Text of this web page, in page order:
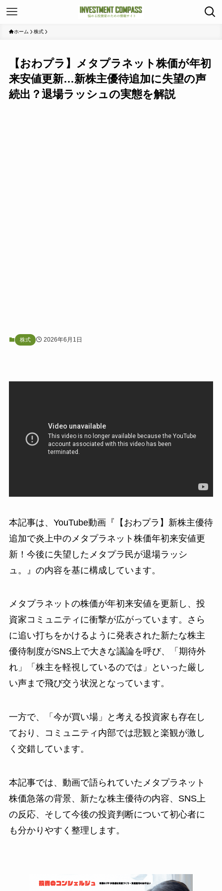
ホーム 株式
【おわプラ】メタプラネット株価が年初
来安値更新…新株主優待追加に失望の声
続出？退場ラッシュの実態を解説
株式 2026年6月1日
本記事は、YouTube動画『【おわプラ】新株主優待
追加で炎上中のメタプラネット株価年初来安値更
新！今後に失望したメタプラ民が退場ラッシ
ュ。』の内容を基に構成しています。
メタプラネットの株価が年初来安値を更新し、投
資家コミュニティに衝撃が広がっています。さら
に追い打ちをかけるように発表された新たな株主
優待制度がSNS上で大きな議論を呼び、「期待外
れ」「株主を軽視しているのでは」といった厳し
い声まで飛び交う状況となっています。
一方で、「今が買い場」と考える投資家も存在し
ており、コミュニティ内部では悲観と楽観が激し
く交錯しています。
本記事では、動画で語られていたメタプラネット
株価急落の背景、新たな株主優待の内容、SNS上
の反応、そして今後の投資判断について初心者に
も分かりやすく整理します。